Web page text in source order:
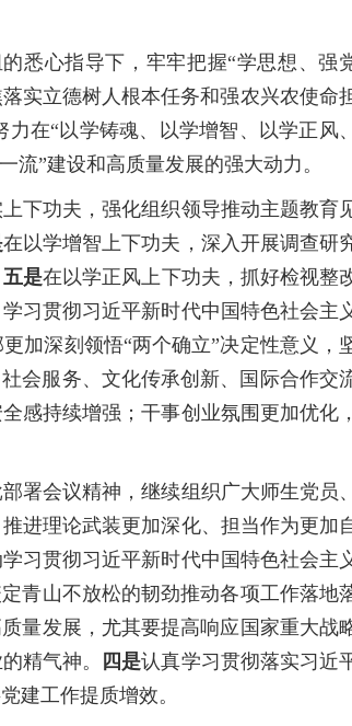
心指导下，牢牢把握“学思想、强
实立德树人根本任务和强农兴农使命
在“以学铸魂、以学增智、以学正风
流”建设和高质量发展的强大动力。
下功夫，强化组织领导推动主题教育
在以学增智上下功夫，深入开展调查研
五是在以学正风上下功夫，抓好检视整
习贯彻习近平新时代中国特色社会主
加深刻领悟“两个确立”决定性意义，
会服务、文化传承创新、国际合作交
感持续增强；干事创业氛围更加优化
署会议精神，继续组织广大师生党员
进理论武装更加深化、担当作为更加
习贯彻习近平新时代中国特色社会主
青山不放松的韧劲推动各项工作落地
量发展，尤其要提高响应国家重大战
精气神。
四是认真学习贯彻落实习近
建工作提质增效。